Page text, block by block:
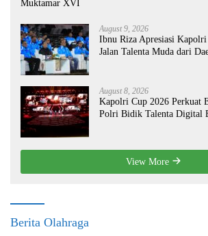
Muktamar XVI
August 9, 2026
Ibnu Riza Apresiasi
Jalan Talenta Muda dari
August 8, 2026
Kapolri Cup 2026 Perkuat
Polri Bidik Talenta Digital
View More
Berita Olahraga